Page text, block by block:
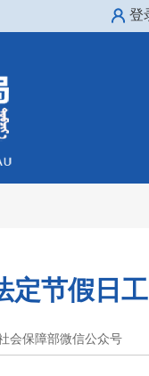
登
定节假日
会保障部微信公众号